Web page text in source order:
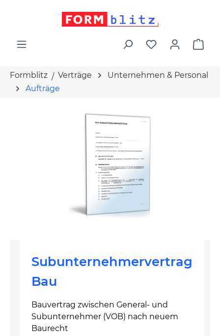
Formblitz Verträge
Unternehmen & Personal
Aufträge
Subunternehmervertrag
Bau
Bauvertrag zwischen General- und
Subunternehmer (VOB) nach neuem
Baurecht